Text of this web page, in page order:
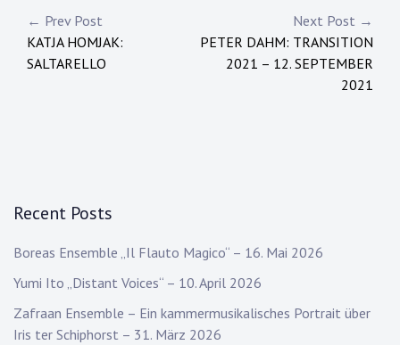
Post
navigation
← Prev Post
KATJA HOMJAK:
SALTARELLO
Next Post →
PETER DAHM: TRANSITION
2021 – 12. SEPTEMBER
2021
Recent Posts
Boreas Ensemble „Il Flauto Magico“ – 16. Mai 2026
Yumi Ito „Distant Voices“ – 10. April 2026
Zafraan Ensemble – Ein kammermusikalisches Portrait über
Iris ter Schiphorst – 31. März 2026